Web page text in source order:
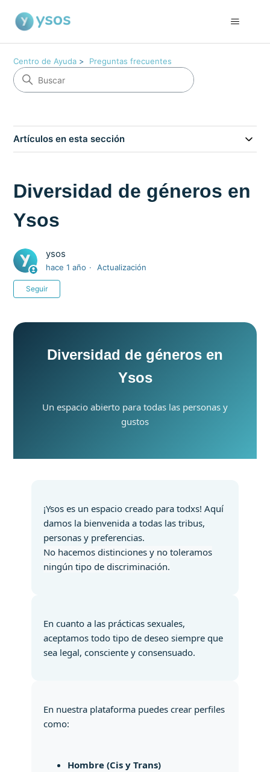
Centro de Ayuda Preguntas frecuentes
Artículos en esta sección
Diversidad de géneros en
Ysos
ysos
hace 1 año Actualización
Seguir
Diversidad de géneros en
Ysos
Un espacio abierto para todas las personas y
gustos
¡Ysos es un espacio creado para todxs! Aquí
damos la bienvenida a todas las tribus,
personas y preferencias.
No hacemos distinciones y no toleramos
ningún tipo de discriminación.
En cuanto a las prácticas sexuales,
aceptamos todo tipo de deseo siempre que
sea legal, consciente y consensuado.
En nuestra plataforma puedes crear perfiles
como:
Hombre (Cis y Trans)